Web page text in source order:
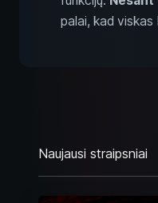
palai, kad viskas
Naujausi straipsniai